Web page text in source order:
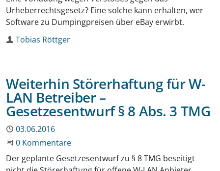
Urheberrechtsgesetz? Eine solche kann erhalten, wer
Software zu Dumpingpreisen über eBay erwirbt.
Autor
Tobias Röttger
Weiterhin Störerhaftung für W-
LAN Betreiber –
Gesetzesentwurf § 8 Abs. 3 TMG
Publiziert
03.06.2016
Beginne eine Unterhaltung
0 Kommentare
Der geplante Gesetzesentwurf zu § 8 TMG beseitigt